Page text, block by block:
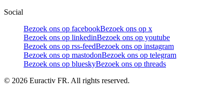
Social
Bezoek ons op facebookBezoek ons op x
Bezoek ons op linkedinBezoek ons op youtube
Bezoek ons op rss-feedBezoek ons op instagram
Bezoek ons op mastodonBezoek ons op telegram
Bezoek ons op blueskyBezoek ons op threads
© 2026 Euractiv FR. All rights reserved.